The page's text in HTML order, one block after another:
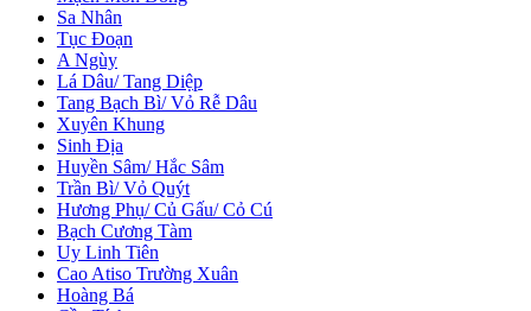
Sa Nhân
Tục Đoạn
A Ngùy
Lá Dâu/ Tang Diệp
Tang Bạch Bì/ Vỏ Rễ Dâu
Xuyên Khung
Sinh Địa
Huyền Sâm/ Hắc Sâm
Trần Bì/ Vỏ Quýt
Hương Phụ/ Củ Gấu/ Cỏ Cú
Bạch Cương Tàm
Uy Linh Tiên
Cao Atiso Trường Xuân
Hoàng Bá